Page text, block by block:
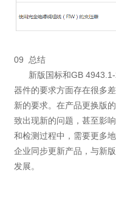
09 总结
新版国标和GB 4943.1-
器件的要求方面存在很多
新的要求。在产品更换版
致出现新的问题，甚至影
和检测过程中，需要更多
企业同步更新产品，与新
发展。